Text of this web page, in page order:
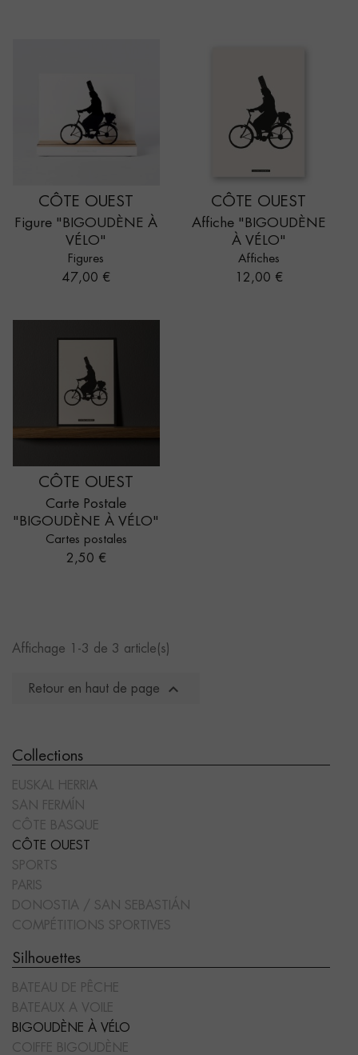
Collections
EUSKAL HERRIA
SAN FERMÍN
CÔTE BASQUE
CÔTE OUEST
SPORTS
PARIS
DONOSTIA / SAN SEBASTIÁN
COMPÉTITIONS SPORTIVES
Silhouettes
BATEAU DE PÊCHE
BATEAUX A VOILE
BIGOUDÈNE À VÉLO
COIFFE BIGOUDÈNE
CÔTE OUEST
Figure "BIGOUDÈNE À
VÉLO"
Figures
Prix
47,00 €
CÔTE OUEST
Affiche "BIGOUDÈNE
À VÉLO"
Affiches
Prix
12,00 €
CÔTE OUEST
Carte Postale
"BIGOUDÈNE À VÉLO"
Cartes postales
Prix
2,50 €
Affichage 1-3 de 3 article(s)
Retour en haut de page 